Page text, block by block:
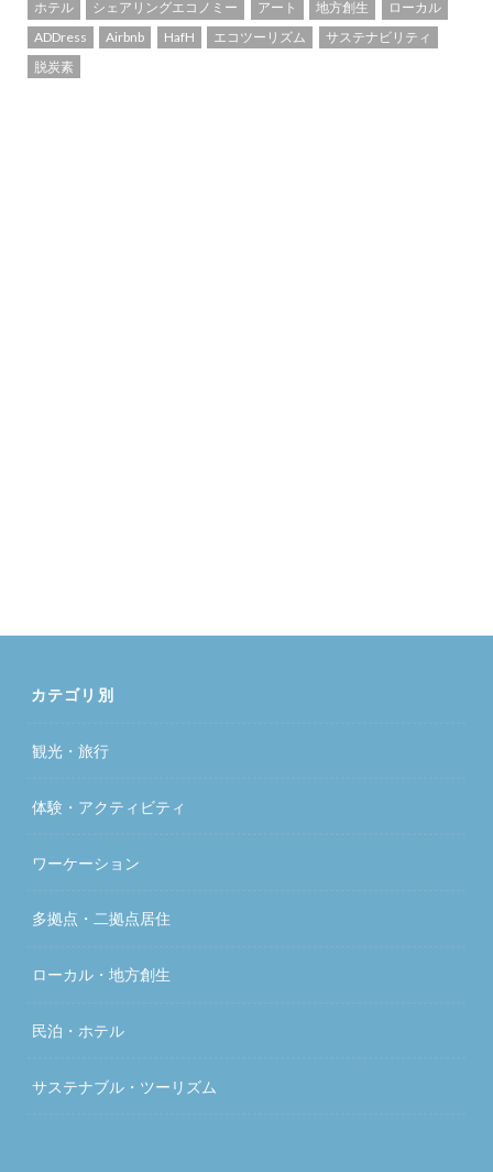
ホテル シェアリングエコノミー アート 地方創生
ローカル
ADDress
Airbnb HafH エコツーリズム
サステナビリティ
脱炭素
カテゴリ別
観光・旅行
体験・アクティビティ
ワーケーション
多拠点・二拠点居住
ローカル・地方創生
民泊・ホテル
サステナブル・ツーリズム